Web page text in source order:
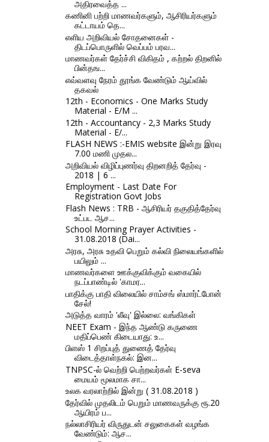
அதிரவைத்த ...
கணினி பற்றி மாணவர்களும், ஆசிரியர்களும்
கட்டாயம் தெ...
எளிய அறிவியல் சோதனைகள் -
திடப்பொருளில் வெப்பம் பரவ...
மாணவர்கள் தேர்ச்சி விகிதம் , கற்றல் திறனில்
பின்தங...
எவ்வளவு நேரம் தூங்க வேண்டும் ஆய்வில்
தகவல்
12th - Economics - One Marks Study
Material - E/M ...
12th - Accountancy - 2,3 Marks Study
Material - E/...
FLASH NEWS :-EMIS website இன்று இரவு
7.00 மணி முதல...
அறிவியல் விழிப்புணர்வு திறனறித் தேர்வு -
2018 | 6 ...
Employment - Last Date For
Registration Govt Jobs
Flash News : TRB - ஆசிரியர் தகுதித்தேர்வு
உட்பட ஆச...
School Morning Prayer Activities -
31.08.2018 (Dai...
அரசு, அரசு உதவி பெறும் கல்வி நிலையங்களில்
பயிலும் ...
மாணவர்களை ஊக்குவிக்கும் வகையில்
நடப்பாண்டில் 'காமர...
பாதிக்கு பாதி விலையில் சாம்சங் ஸ்மார்ட்போன்
சேல்!
அடுத்த வாரம் 'லீவு' இல்லை: வங்கிகள்
NEET Exam - இந்த ஆண்டு கருணை
மதிப்பெண் கிடையாது: உ...
பிளஸ் 1 சிறப்புத் துணைத் தேர்வு
விடைத்தாள்நகல்: இன...
TNPSC-ல் வெற்றி பெற்றவர்கள் E-seva
மையம் மூலமாக சா...
உலக வரலாற்றில் இன்று ( 31.08.2018 )
தேர்வில் முதலிடம் பெறும் மாணவருக்கு ரூ.20
ஆயிரம் ப...
நல்லாசிரியர் விருதுடன் சலுகைகள் வழங்க
வேண்டும்: ஆச...